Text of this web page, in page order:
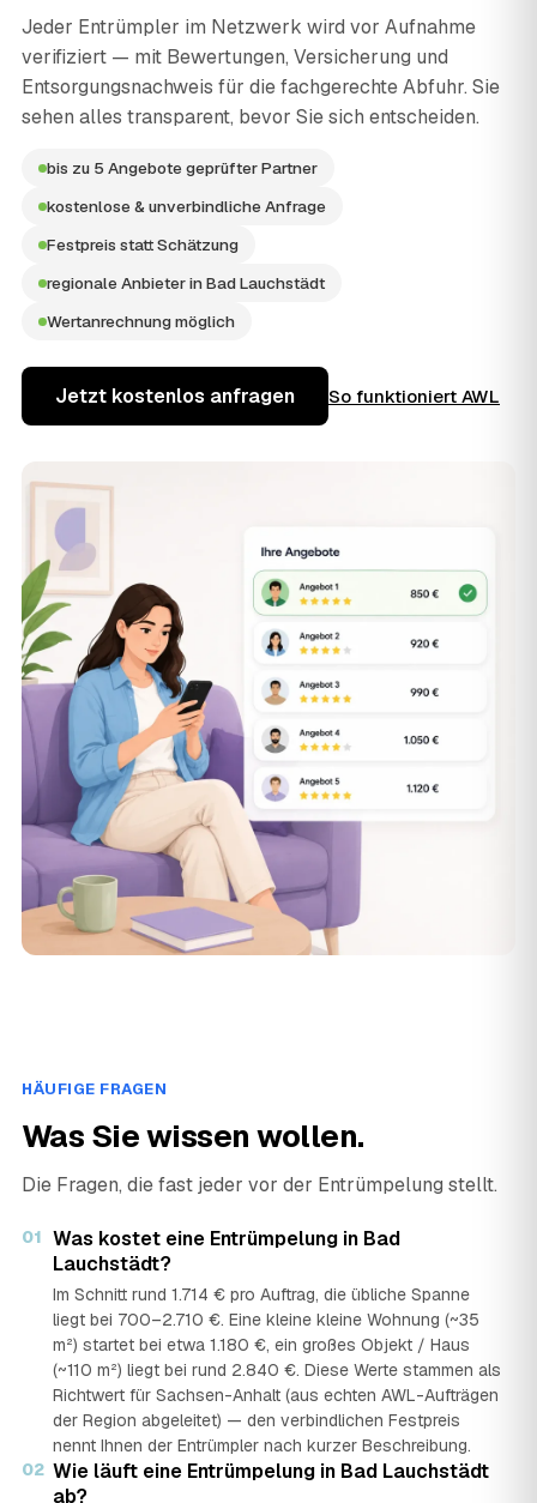
Jeder Entrümpler im Netzwerk wird vor Aufnahme
verifiziert — mit Bewertungen, Versicherung und
Entsorgungsnachweis für die fachgerechte Abfuhr. Sie
sehen alles transparent, bevor Sie sich entscheiden.
bis zu 5 Angebote geprüfter Partner
kostenlose & unverbindliche Anfrage
Festpreis statt Schätzung
regionale Anbieter in Bad Lauchstädt
Wertanrechnung möglich
Jetzt kostenlos anfragen So funktioniert AWL
HÄUFIGE FRAGEN
Was Sie wissen wollen.
Die Fragen, die fast jeder vor der Entrümpelung stellt.
01 Was kostet eine Entrümpelung in Bad
Lauchstädt?
Im Schnitt rund 1.714 € pro Auftrag, die übliche Spanne
liegt bei 700–2.710 €. Eine kleine kleine Wohnung (~35
m²) startet bei etwa 1.180 €, ein großes Objekt / Haus
(~110 m²) liegt bei rund 2.840 €. Diese Werte stammen als
Richtwert für Sachsen-Anhalt (aus echten AWL-Aufträgen
der Region abgeleitet) — den verbindlichen Festpreis
nennt Ihnen der Entrümpler nach kurzer Beschreibung.
02 Wie läuft eine Entrümpelung in Bad Lauchstädt
ab?